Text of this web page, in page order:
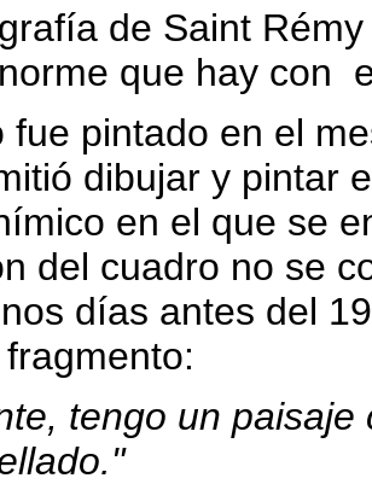
de Saint
que hay con
fue pintado en el
dibujar y pintar
en el que se
del cuadro no se
días antes del
tengo un